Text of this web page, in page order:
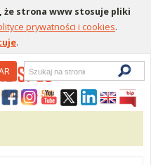
że strona www stosuje pliki
prywatności i cookies.
.